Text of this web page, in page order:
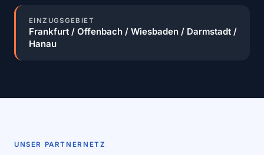
EINZUGSGEBIET
Frankfurt / Offenbach / Wiesbaden / Darmstadt /
Hanau
UNSER PARTNERNETZ